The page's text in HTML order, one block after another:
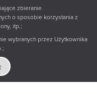
zbieranie
o sposobie korzystania z
itp.;
wybranych przez Użytkownika